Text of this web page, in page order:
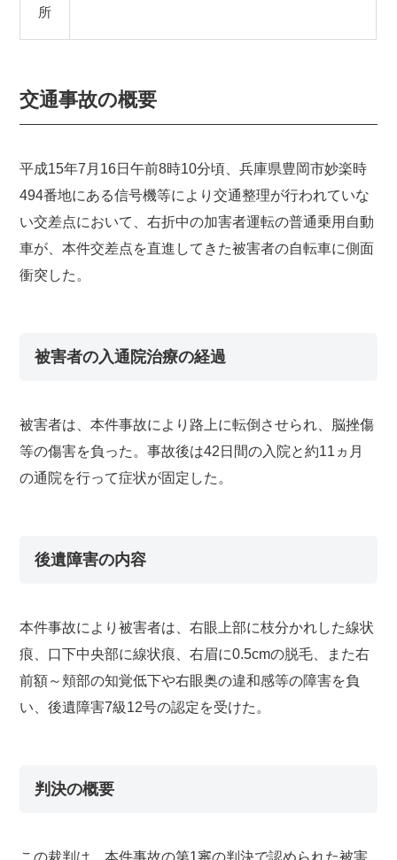
所
交通事故の概要
平成15年7月16日午前8時10分頃、兵庫県豊岡市妙楽時
494番地にある信号機等により交通整理が行われていな
い交差点において、右折中の加害者運転の普通乗用自動
車が、本件交差点を直進してきた被害者の自転車に側面
衝突した。
被害者の入通院治療の経過
被害者は、本件事故により路上に転倒させられ、脳挫傷
等の傷害を負った。事故後は42日間の入院と約11ヵ月
の通院を行って症状が固定した。
後遺障害の内容
本件事故により被害者は、右眼上部に枝分かれした線状
痕、口下中央部に線状痕、右眉に0.5cmの脱毛、また右
前額～頬部の知覚低下や右眼奥の違和感等の障害を負
い、後遺障害7級12号の認定を受けた。
判決の概要